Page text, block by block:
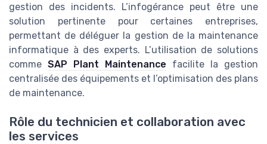
gestion des incidents. L’infogérance peut être une
solution pertinente pour certaines entreprises,
permettant de déléguer la gestion de la maintenance
informatique à des experts. L’utilisation de solutions
comme SAP Plant Maintenance facilite la gestion
centralisée des équipements et l’optimisation des plans
de maintenance.
Rôle du technicien et collaboration avec
les services